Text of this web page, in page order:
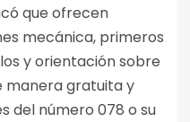
que ofrecen
mecánica, primeros
y orientación sobre
manera gratuita y
del número 078 o su